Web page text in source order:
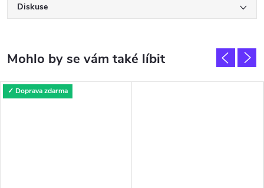
Diskuse
✓ Doprava zdarma